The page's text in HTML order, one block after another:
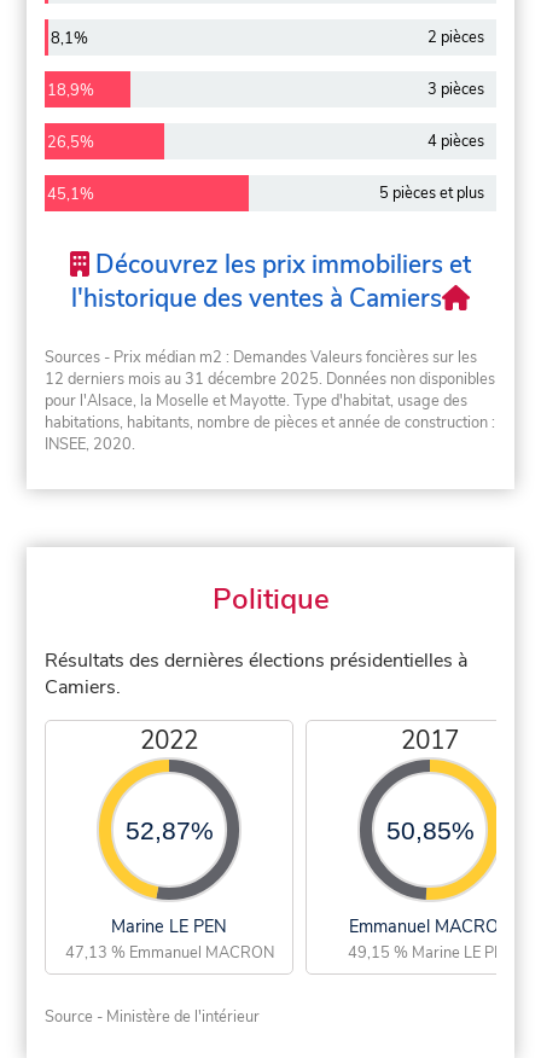
8,1% 2 pièces
18,9% 3 pièces
26,5% 4 pièces
45,1% 5 pièces et plus
Découvrez les prix immobiliers et
l'historique des ventes à Camiers
Sources - Prix médian m2 : Demandes Valeurs foncières sur les
12 derniers mois au 31 décembre 2025. Données non disponibles
pour l'Alsace, la Moselle et Mayotte. Type d'habitat, usage des
habitations, habitants, nombre de pièces et année de construction :
INSEE, 2020.
Politique
Résultats des dernières élections présidentielles à
Camiers.
2022
52,87%
Marine LE PEN
47,13 % Emmanuel MACRON
2017
50,85%
Emmanuel MACRON
49,15 % Marine LE PEN
Source - Ministère de l'intérieur